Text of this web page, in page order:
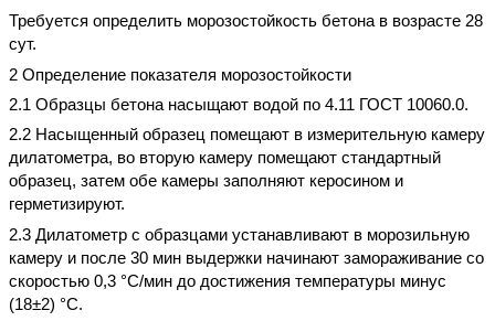
Требуется определить морозостойкость бетона в возрасте 28
сут.
2 Определение показателя морозостойкости
2.1 Образцы бетона насыщают водой по 4.11 ГОСТ 10060.0.
2.2 Насыщенный образец помещают в измерительную камеру
дилатометра, во вторую камеру помещают стандартный
образец, затем обе камеры заполняют керосином и
герметизируют.
2.3 Дилатометр с образцами устанавливают в морозильную
камеру и после 30 мин выдержки начинают замораживание со
скоростью 0,3 °С/мин до достижения температуры минус
(18±2) °С.